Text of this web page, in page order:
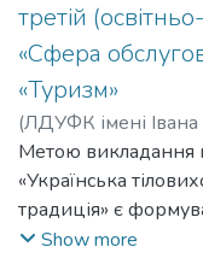
третій
«Сфера
«Туризм»
(ЛДУФК імені
Sova, Andrii;Кафедра
Метою викладання
«Українська
традиція» є
українського
Show more